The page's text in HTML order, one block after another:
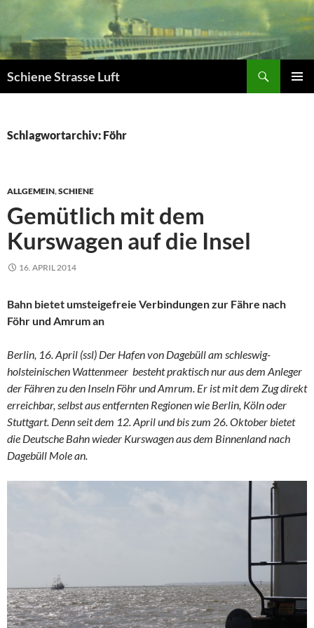
springen
Schiene Strasse Luft
Schlagwortarchiv: Föhr
ALLGEMEIN,SCHIENE
Gemütlich mit dem
Kurswagen auf die Insel
16. APRIL 2014
Bahn bietet umsteigefreie Verbindungen zur Fähre nach
Föhr und Amrum an
Berlin, 16. April (ssl) Der Hafen von Dagebüll am schleswig-
holsteinischen Wattenmeer besteht praktisch nur aus dem Anleger
der Fähren zu den Inseln Föhr und Amrum. Er ist mit dem Zug direkt
erreichbar, selbst aus entfernten Regionen wie Berlin, Köln oder
Stuttgart. Denn seit dem 12. April und bis zum 26. Oktober bietet
die Deutsche Bahn wieder Kurswagen aus dem Binnenland nach
Dagebüll Mole an.